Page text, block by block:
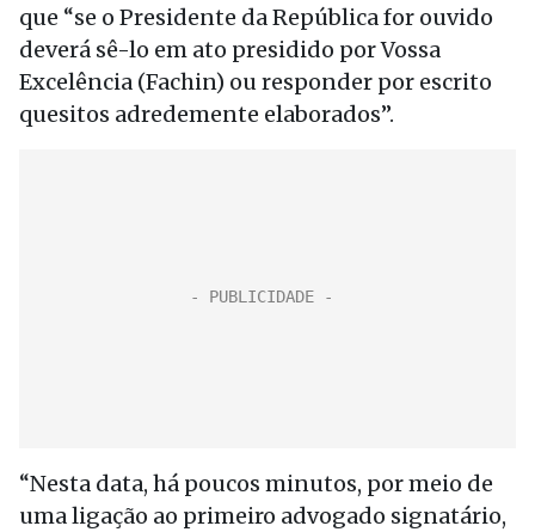
que “se o Presidente da República for ouvido
deverá sê-lo em ato presidido por Vossa
Excelência (Fachin) ou responder por escrito
quesitos adredemente elaborados”.
“Nesta data, há poucos minutos, por meio de
uma ligação ao primeiro advogado signatário,